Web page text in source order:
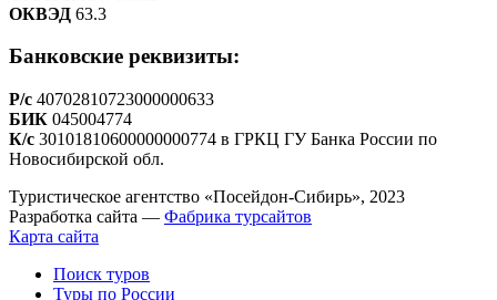
ОКВЭД 63.3
Банковские реквизиты:
Р/с 40702810723000000633
БИК 045004774
К/с 30101810600000000774 в ГРКЦ ГУ Банка России по
Новосибирской обл.
Туристическое агентство «Посейдон-Сибирь», 2023
Разработка сайта — Фабрика турсайтов
Карта сайта
Поиск туров
Туры по России